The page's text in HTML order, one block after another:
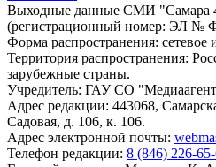
Выходные данные СМИ "Самара
(регистрационный номер: ЭЛ №
Форма распространения: сетевое
Территория распространения:
зарубежные страны.
Учредитель: ГАУ СО
Адрес редакции: 443068,
Садовая, д. 106, к. 106.
Адрес электронной почты:
Телефон редакции: 8 (846) 226-